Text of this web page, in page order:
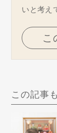
いと考え
こ
この記事